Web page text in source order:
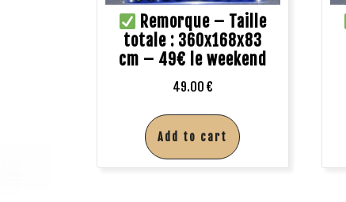
Remorque – Taille
totale : 360x168x83
cm – 49€ le weekend
49.00 €
Add to cart